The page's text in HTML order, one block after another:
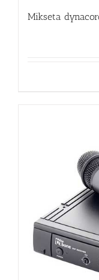
Mikseta